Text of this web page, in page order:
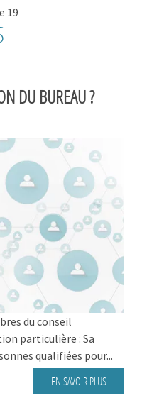
19
DU BUREAU ?
du conseil
particulière : Sa
qualifiées pour...
EN SAVOIR PLUS